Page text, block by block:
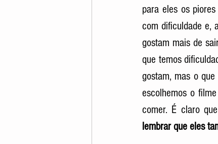
para eles os
com dificuldade e,
gostam mais de
que temos
gostam, mas o
escolhemos o
comer. É claro
lembrar que eles